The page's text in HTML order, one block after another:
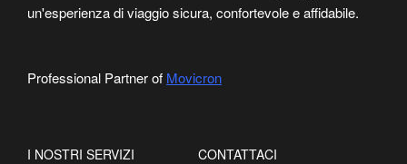
un'esperienza di viaggio sicura, confortevole e affidabile.
Professional Partner of Movicron
I NOSTRI SERVIZI CONTATTACI